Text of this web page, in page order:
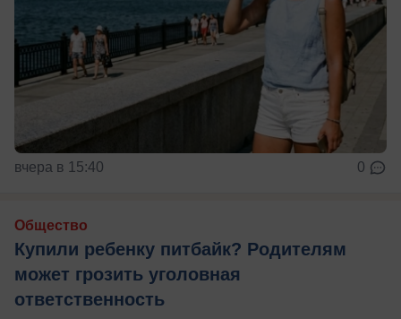
вчера в 15:40 0
Общество
Купили ребенку питбайк? Родителям
может грозить уголовная
ответственность